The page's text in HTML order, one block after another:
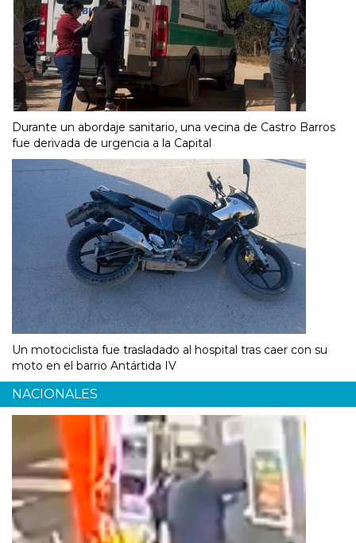
Durante un abordaje sanitario, una vecina de Castro Barros
fue derivada de urgencia a la Capital
Un motociclista fue trasladado al hospital tras caer con su
moto en el barrio Antártida IV
NACIONALES